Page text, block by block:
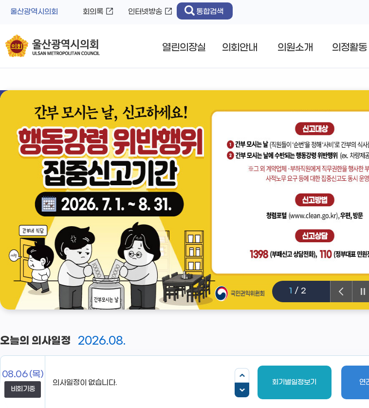
울산광역시의회 회의록 인터넷방송 통합검색
열린의장실 의회안내 의원소개 의정활동
1 / 2
오늘의 의사일정 2026.08.
08.06 (목)
비회기중
회기별일정보기 연